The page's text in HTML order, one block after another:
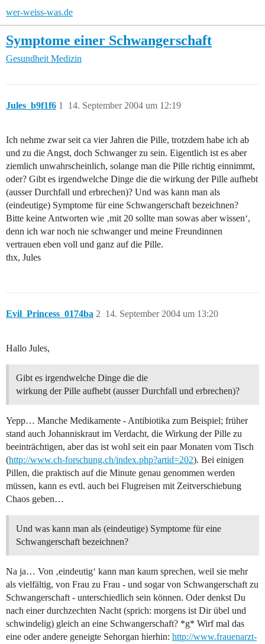
wer-weiss-was.de
Symptome einer Schwangerschaft
Gesundheit Medizin
Jules_b9f1f6 14. September 2004 um 12:19
1
Ich nehme zwar seit ca vier Jahren die Pille, trotzdem habe ich ab
und zu die Angst, doch Schwanger zu sein. Eigentlich ist es aber
ziemlich unwahrscheinlich, solange man die Pille richtig einnimmt,
oder? Gibt es irgendwelche Dinge die die wirkung der Pille aufhebt
(ausser Durchfall und erbrechen)? Und was kann man als
(eindeutige) Symptome für eine Schwangerschaft bezeichnen?
Bitte keine Antworten wie ‚mit 20 sollte man sowas aber wissen‘,
denn ich war noch nie schwanger und meine Freundinnen
vertrauen eben voll und ganz auf die Pille.
thx, Jules
Evil_Princess_0174ba 14. September 2004 um 13:20
2
Hallo Jules,
Gibt es irgendwelche Dinge die die
wirkung der Pille aufhebt (ausser Durchfall und erbrechen)?
Yepp… Manche Medikamente - Antibiotika zum Beispiel; früher
stand auch Johanniskraut im Verdacht, die Wirkung der Pille zu
beeinträchtigen, aber das ist wohl seit ein paar Monaten vom Tisch
(http://www.ch-forschung.ch/index.php?artid=202). Bei einigen
Pillen, die praktisch auf die Minute genau genommen werden
müssen, kann es evtl. auch bei Flugreisen mit Zeitverschiebung
Chaos geben…
Und was kann man als (eindeutige) Symptome für eine
Schwangerschaft bezeichnen?
Na ja… Von ‚eindeutig‘ kann man kaum sprechen, weil sie mehr
als vielfältig, von Frau zu Frau - und sogar von Schwangerschaft zu
Schwangerschaft - unterschiedlich sein können. Oder denkst Du
nach einer durchzechten Nacht (sprich: morgens ist Dir übel und
schwindelig) gleich an eine Schwangerschaft? *g* Wirf mal das
eine oder andere geneigte Sehorgan hierhin: http://www.frauenarzt-